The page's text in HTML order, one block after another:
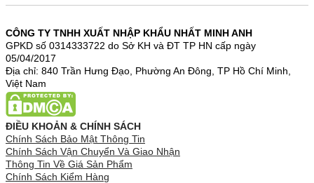
CÔNG TY TNHH XUẤT NHẬP KHẨU NHẤT MINH ANH
GPKD số 0314333722 do Sở KH và ĐT TP HN cấp ngày
05/04/2017
Địa chỉ: 840 Trần Hưng Đạo, Phường An Đông, TP Hồ Chí Minh,
Việt Nam
ĐIỀU KHOẢN & CHÍNH SÁCH
Chính Sách Bảo Mật Thông Tin
Chính Sách Vận Chuyển Và Giao Nhận
Thông Tin Về Giá Sản Phẩm
Chính Sách Kiểm Hàng